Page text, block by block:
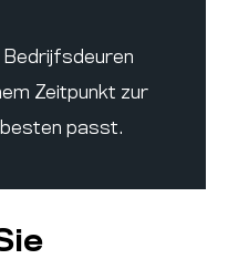
Bedrijfsdeuren
Zeitpunkt zur
passt.